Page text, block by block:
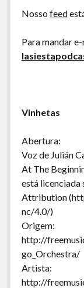
Nosso feed
Para mandar
Vinhetas
Abertura:
Voz de Julián
At The
está licenciada
Attribution
nc/4.0/)
Origem:
http://
go_Orchestra/
Artista:
http://